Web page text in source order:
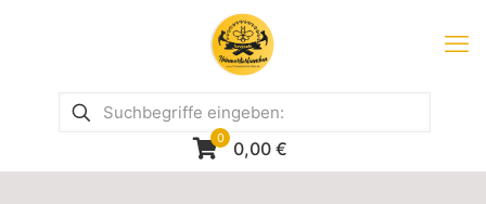
0 0,00 €